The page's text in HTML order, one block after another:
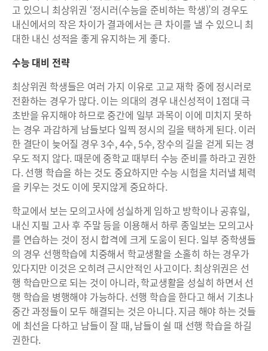
고 있으니 최상위권 ‘정시러(수능을 준비하는 학생)’의 경우도
내신에서의 작은 차이가 결과에서는 큰 차이를 낼 수 있으니 최
대한 내신 성적을 좋게 유지하는 게 좋다.
수능 대비 전략
최상위권 학생들은 여러 가지 이유로 고교 재학 중에 정시러로
전환하는 경우가 많다. 이는 의대의 경우 내신성적이 1점대 극
초반을 유지해야 하므로 중간에 일부 과목이 이에 미치지 못하
는 경우 과감하게 남들보다 일찍 정시의 길을 택하게 된다. 이러
한 결단이 늦어질 경우 3수, 4수, 5수, 장수의 길을 걷게 되는 경
우도 적지 않다. 때문에 중학교 때부터 수능 준비를 하라고 권한
다. 선행 학습을 하는 것도 중요하지만 수능 시험을 치러낼 체력
을 키우는 것도 이에 못지않게 중요하다.
학교에서 보는 모의고사에 성실하게 임하고 방학이나 공휴일,
내신 지필 고사 후 주말 등을 이용해서 하루 종일보는 모의고사
를 연습하는 것이 정시 합격에 크게 도움이 된다. 일부 중학생들
의 경우 선행학습에 치중해서 학교생활을 소홀히 하는 경우가
있다지만 이것은 오히려 근시안적인 사고이다. 최상위권은 선
행 학습만으로 되는 것이 아니라, 학교생활을 성실히 하면서 선
행 학습을 병행해야 가능하다. 선행 학습을 한다고 해서 기초나
중간 과정들이 모두 해결되는 것은 아니다. 지금 해야 하는 것들
에 최선을 다하고 남들이 잘 때, 남들이 쉴 때 선행 학습을 하길
권한다.